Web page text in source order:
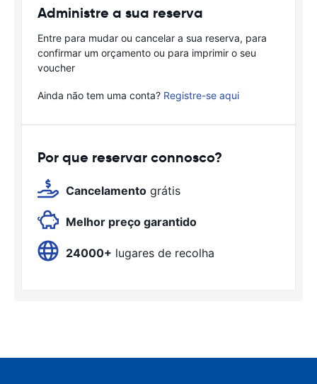
Administre a sua reserva
Entre para mudar ou cancelar a sua reserva, para
confirmar um orçamento ou para imprimir o seu
voucher
Ainda não tem uma conta? Registre-se aqui
Por que reservar connosco?
Cancelamento grátis
Melhor preço garantido
24000+ lugares de recolha